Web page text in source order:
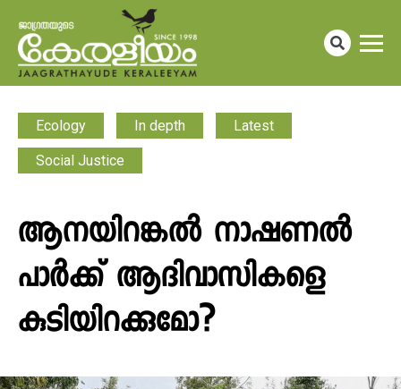
Ecology In depth Latest
Social Justice
ആനയിറങ്കൽ നാഷണൽ
പാർക്ക് ആദിവാസികളെ
കുടിയിറക്കുമോ?